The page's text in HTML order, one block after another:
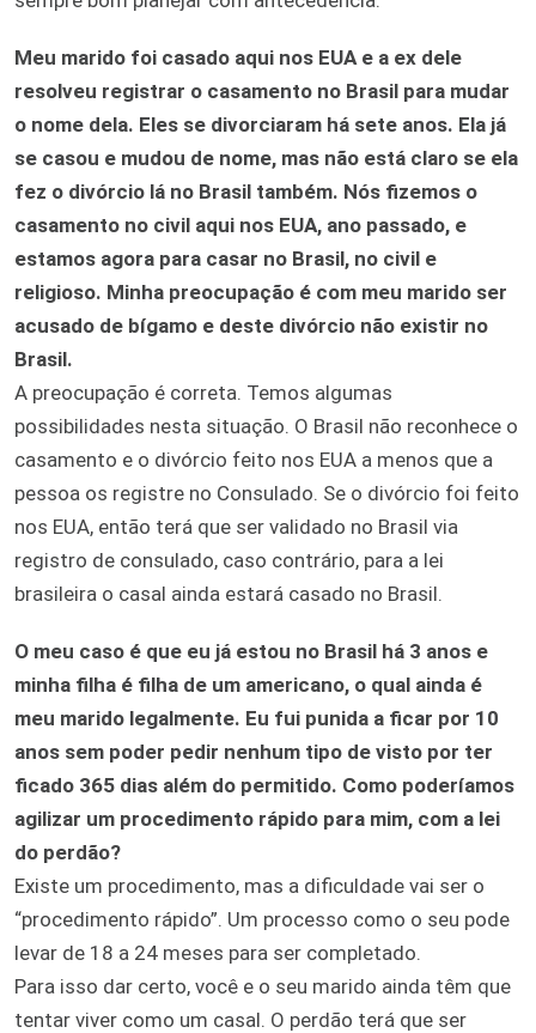
Meu marido foi casado aqui nos EUA e a ex dele
resolveu registrar o casamento no Brasil para mudar
o nome dela. Eles se divorciaram há sete anos. Ela já
se casou e mudou de nome, mas não está claro se ela
fez o divórcio lá no Brasil também. Nós fizemos o
casamento no civil aqui nos EUA, ano passado, e
estamos agora para casar no Brasil, no civil e
religioso. Minha preocupação é com meu marido ser
acusado de bígamo e deste divórcio não existir no
Brasil.
A preocupação é correta. Temos algumas
possibilidades nesta situação. O Brasil não reconhece o
casamento e o divórcio feito nos EUA a menos que a
pessoa os registre no Consulado. Se o divórcio foi feito
nos EUA, então terá que ser validado no Brasil via
registro de consulado, caso contrário, para a lei
brasileira o casal ainda estará casado no Brasil.
O meu caso é que eu já estou no Brasil há 3 anos e
minha filha é filha de um americano, o qual ainda é
meu marido legalmente. Eu fui punida a ficar por 10
anos sem poder pedir nenhum tipo de visto por ter
ficado 365 dias além do permitido. Como poderíamos
agilizar um procedimento rápido para mim, com a lei
do perdão?
Existe um procedimento, mas a dificuldade vai ser o
“procedimento rápido”. Um processo como o seu pode
levar de 18 a 24 meses para ser completado.
Para isso dar certo, você e o seu marido ainda têm que
tentar viver como um casal. O perdão terá que ser